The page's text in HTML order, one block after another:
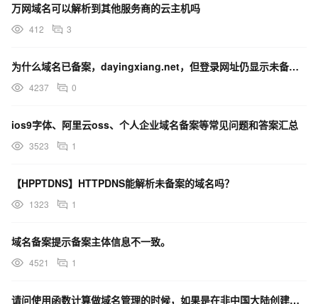
万网域名可以解析到其他服务商的云主机吗
412 3
为什么域名已备案，dayingxiang.net，但登录网址仍显示未备案？
4237 0
ios9字体、阿里云oss、个人企业域名备案等常见问题和答案汇总
3523 1
【HPPTDNS】HTTPDNS能解析未备案的域名吗？
1323 1
域名备案提示备案主体信息不一致。
4521 1
请问使用函数计算做域名管理的时候，如果是在非中国大陆创建的，也需要备案吗